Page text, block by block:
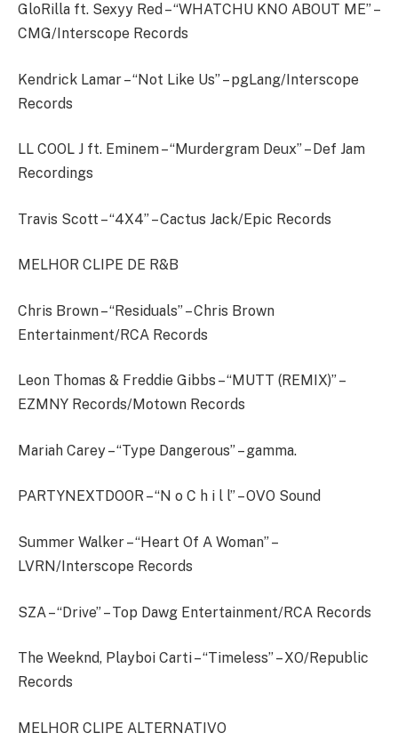
GloRilla ft. Sexyy Red – “WHATCHU KNO ABOUT ME” –
CMG/Interscope Records
Kendrick Lamar – “Not Like Us” – pgLang/Interscope
Records
LL COOL J ft. Eminem – “Murdergram Deux” – Def Jam
Recordings
Travis Scott – “4X4” – Cactus Jack/Epic Records
MELHOR CLIPE DE R&B
Chris Brown – “Residuals” – Chris Brown
Entertainment/RCA Records
Leon Thomas & Freddie Gibbs – “MUTT (REMIX)” –
EZMNY Records/Motown Records
Mariah Carey – “Type Dangerous” – gamma.
PARTYNEXTDOOR – “N o C h i l l” – OVO Sound
Summer Walker – “Heart Of A Woman” –
LVRN/Interscope Records
SZA – “Drive” – Top Dawg Entertainment/RCA Records
The Weeknd, Playboi Carti – “Timeless” – XO/Republic
Records
MELHOR CLIPE ALTERNATIVO